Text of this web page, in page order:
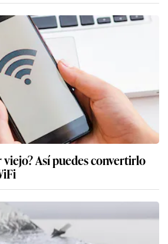
viejo? Así puedes convertirlo